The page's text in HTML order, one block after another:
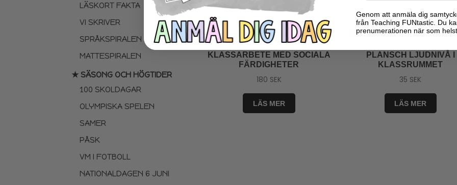
LÄSKORT FAKTA
VI SKRIVER
SPRÅKSPIRALEN
MATTESPIRALEN
★ SÄSONG OCH HÖGTIDER
100 SKOLDAGAR
OLYMPISKA SPELEN
SAMER
PÅSK
VM I FOTBOLL
NATIONALDAGEN 6 JUNI
KLASSARBETE MED SOCIALA
FÄRDIGHETER
180 SEK
LÄS MER
PLANSCH LJUDNIVÅ I
KLASSRUMMET
35 SEK
LÄS MER
Genom att anmäla dig
från Teaching FUNtastic. Du
prenumerationen när som helst.